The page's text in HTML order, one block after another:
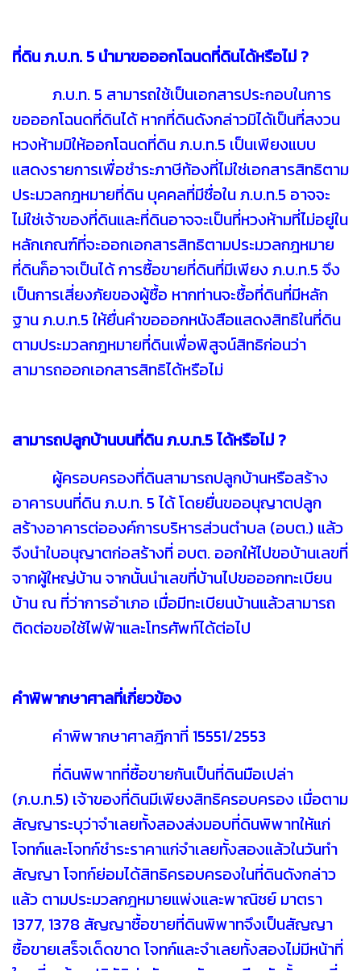
ที่ดิน ภ.บ.ท. 5 นำมาขอออกโฉนดที่ดินได้หรือไม่ ?
ภ.บ.ท. 5 สามารถใช้เป็นเอกสารประกอบในการ
ขอออกโฉนดที่ดินได้ หากที่ดินดังกล่าวมิได้เป็นที่สงวน
หวงห้ามมิให้ออกโฉนดที่ดิน ภ.บ.ท.5 เป็นเพียงแบบ
แสดงรายการเพื่อชำระภาษีท้องที่ไม่ใช่เอกสารสิทธิตาม
ประมวลกฎหมายที่ดิน บุคคลที่มีชื่อใน ภ.บ.ท.5 อาจจะ
ไม่ใช่เจ้าของที่ดินและที่ดินอาจจะเป็นที่หวงห้ามที่ไม่อยู่ใน
หลักเกณฑ์ที่จะออกเอกสารสิทธิตามประมวลกฎหมาย
ที่ดินก็อาจเป็นได้ การซื้อขายที่ดินที่มีเพียง ภ.บ.ท.5 จึง
เป็นการเสี่ยงภัยของผู้ซื้อ หากท่านจะซื้อที่ดินที่มีหลัก
ฐาน ภ.บ.ท.5 ให้ยื่นคำขอออกหนังสือแสดงสิทธิในที่ดิน
ตามประมวลกฎหมายที่ดินเพื่อพิสูจน์สิทธิก่อนว่า
สามารถออกเอกสารสิทธิได้หรือไม่
สามารถปลูกบ้านบนที่ดิน ภ.บ.ท.5 ได้หรือไม่ ?
ผู้ครอบครองที่ดินสามารถปลูกบ้านหรือสร้าง
อาคารบนที่ดิน ภ.บ.ท. 5 ได้ โดยยื่นขออนุญาตปลูก
สร้างอาคารต่อองค์การบริหารส่วนตำบล (อบต.) แล้ว
จึงนำใบอนุญาตก่อสร้างที่ อบต. ออกให้ไปขอบ้านเลขที่
จากผู้ใหญ่บ้าน จากนั้นนำเลขที่บ้านไปขอออกทะเบียน
บ้าน ณ ที่ว่าการอำเภอ เมื่อมีทะเบียนบ้านแล้วสามารถ
ติดต่อขอใช้ไฟฟ้าและโทรศัพท์ได้ต่อไป
คำพิพากษาศาลที่เกี่ยวข้อง
คำพิพากษาศาลฎีกาที่ 15551/2553
ที่ดินพิพาทที่ซื้อขายกันเป็นที่ดินมือเปล่า
(ภ.บ.ท.5) เจ้าของที่ดินมีเพียงสิทธิครอบครอง เมื่อตาม
สัญญาระบุว่าจำเลยทั้งสองส่งมอบที่ดินพิพาทให้แก่
โจทก์และโจทก์ชำระราคาแก่จำเลยทั้งสองแล้วในวันทำ
สัญญา โจทก์ย่อมได้สิทธิครอบครองในที่ดินดังกล่าว
แล้ว ตามประมวลกฎหมายแพ่งและพาณิชย์ มาตรา
1377, 1378 สัญญาซื้อขายที่ดินพิพาทจึงเป็นสัญญา
ซื้อขายเสร็จเด็ดขาด โจทก์และจำเลยทั้งสองไม่มีหน้าที่